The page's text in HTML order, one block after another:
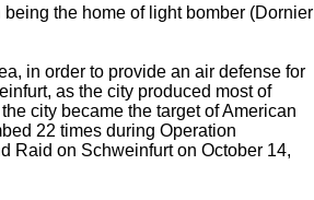
the home of light bomber (Dornier
in order to provide an air defense for
as the city produced most of
city became the target of American
22 times during Operation
Raid on Schweinfurt on October 14,